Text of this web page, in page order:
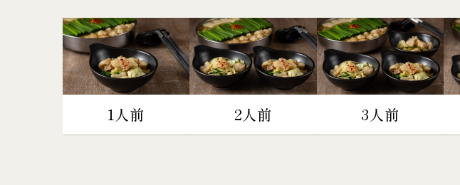
1人前 2人前 3人前